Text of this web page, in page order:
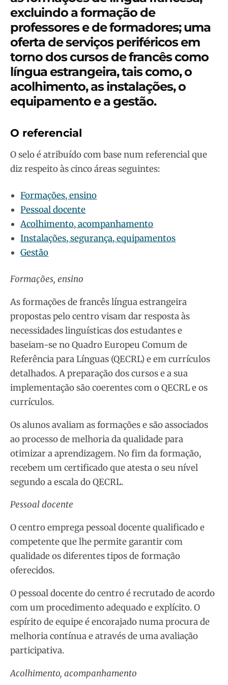
excluindo a formação de
professores e de formadores; uma
oferta de serviços periféricos em
torno dos cursos de francês como
língua estrangeira, tais como, o
acolhimento, as instalações, o
equipamento e a gestão.
O referencial
O selo é atribuído com base num referencial que
diz respeito às cinco áreas seguintes:
Formações, ensino
Pessoal docente
Acolhimento, acompanhamento
Instalações, segurança, equipamentos
Gestão
Formações, ensino
As formações de francês língua estrangeira
propostas pelo centro visam dar resposta às
necessidades linguísticas dos estudantes e
baseiam-se no Quadro Europeu Comum de
Referência para Línguas (QECRL) e em currículos
detalhados. A preparação dos cursos e a sua
implementação são coerentes com o QECRL e os
currículos.
Os alunos avaliam as formações e são associados
ao processo de melhoria da qualidade para
otimizar a aprendizagem. No fim da formação,
recebem um certificado que atesta o seu nível
segundo a escala do QECRL.
Pessoal docente
O centro emprega pessoal docente qualificado e
competente que lhe permite garantir com
qualidade os diferentes tipos de formação
oferecidos.
O pessoal docente do centro é recrutado de acordo
com um procedimento adequado e explícito. O
espírito de equipe é encorajado numa procura de
melhoria contínua e através de uma avaliação
participativa.
Acolhimento, acompanhamento